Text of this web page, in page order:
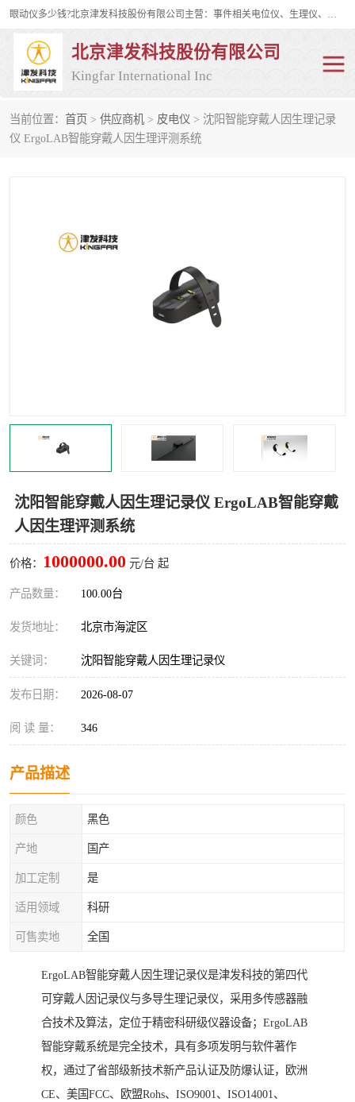
眼动仪多少钱?北京津发科技股份有限公司主营：事件相关电位仪、生理仪、肌电仪、脑电仪、皮电仪、眼动仪；是国家级高新技术企业、科技部认定的科技型中小企业和中关村高新技术企业，具备保密资格，具备自主进出口经营权；自主研发技术、产品与服务荣获多项省部级科学技术奖励、国家发明专利、国家软件著作权和省部级新技术新产品（服务）认证。
北京津发科技股份有限公司
Kingfar International Inc
当前位置： 首页 > 供应商机 > 皮电仪 > 沈阳智能穿戴人因生理记录
仪 ErgoLAB智能穿戴人因生理评测系统
沈阳智能穿戴人因生理记录仪 ErgoLAB智能穿戴
人因生理评测系统
价格： 1000000.00 元/台 起
产品数量： 100.00台
发货地址： 北京市海淀区
关键词： 沈阳智能穿戴人因生理记录仪
发布日期： 2026-08-07
阅 读 量： 346
产品描述
颜色 黑色
产地 国产
加工定制 是
适用领域 科研
可售卖地 全国
ErgoLAB智能穿戴人因生理记录仪是津发科技的第四代
可穿戴人因记录仪与多导生理记录仪，采用多传感器融
合技术及算法，定位于精密科研级仪器设备；ErgoLAB
智能穿戴系统是完全技术，具有多项发明与软件著作
权，通过了省部级新技术新产品认证及防爆认证，欧洲
CE、美国FCC、欧盟Rohs、ISO9001、ISO14001、
皮电仪 脑电仪
行为观察与表情分析
人机交互实验室
车俩与驾驶模拟